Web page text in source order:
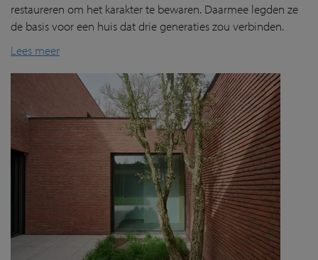
restaureren om het karakter te bewaren. Daarmee legden ze
de basis voor een huis dat drie generaties zou verbinden.
Lees meer